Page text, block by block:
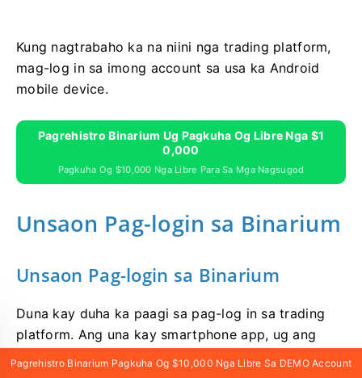
Kung nagtrabaho ka na niini nga trading platform,
mag-log in sa imong account sa usa ka Android
mobile device.
Pagrehistro Binarium Ug Pagkuha Og Libre Nga $1
0,000
Pagkuha Og $10,000 Nga Libre Para Sa Mga Nagsugod
Unsaon Pag-login sa Binarium
Unsaon Pag-login sa Binarium
Duna kay duha ka paagi sa pag-log in sa trading
platform. Ang una kay smartphone app, ug ang
ikaduha kay access pinaagi sa online platform
Pagrehistro Binarium Pagkuha Og $10,000 Nga Libre Sa DEMO Account